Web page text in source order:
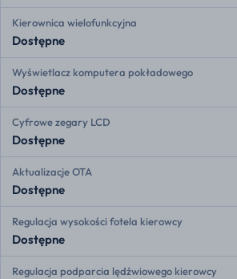
Kierownica wielofunkcyjna
Dostępne
Wyświetlacz komputera pokładowego
Dostępne
Cyfrowe zegary LCD
Dostępne
Aktualizacje OTA
Dostępne
Regulacja wysokości fotela kierowcy
Dostępne
Regulacja podparcia lędźwiowego kierowcy